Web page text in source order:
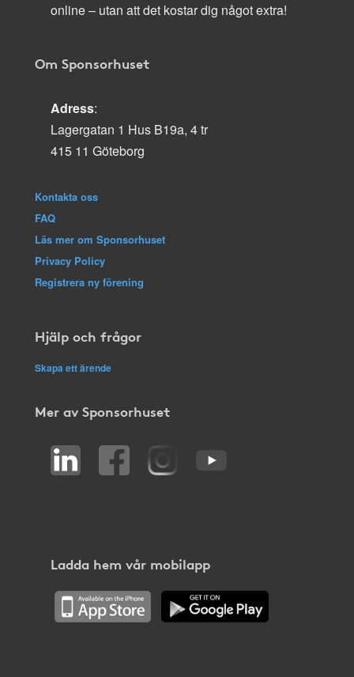
online – utan att det kostar dig något extra!
Om Sponsorhuset
Adress:
Lagergatan 1 Hus B19a, 4 tr
415 11 Göteborg
Kontakta oss
FAQ
Läs mer om Sponsorhuset
Privacy Policy
Registrera ny förening
Hjälp och frågor
Skapa ett ärende
Mer av Sponsorhuset
Ladda hem vår mobilapp